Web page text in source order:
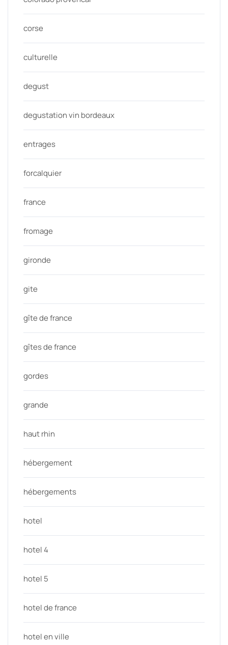
corse
culturelle
degust
degustation vin bordeaux
entrages
forcalquier
france
fromage
gironde
gite
gîte de france
gîtes de france
gordes
grande
haut rhin
hébergement
hébergements
hotel
hotel 4
hotel 5
hotel de france
hotel en ville